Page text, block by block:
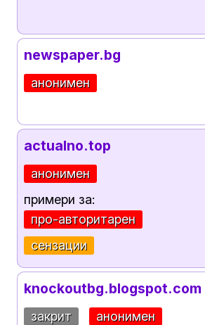
newspaper.bg
анонимен
actualno.top
анонимен
примери за:
про-авторитарен
сензации
knockoutbg.blogspot.com
закрит анонимен